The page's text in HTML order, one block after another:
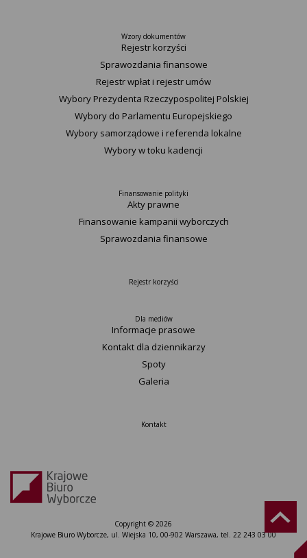
Wzory dokumentów
Rejestr korzyści
Sprawozdania finansowe
Rejestr wpłat i rejestr umów
Wybory Prezydenta Rzeczypospolitej Polskiej
Wybory do Parlamentu Europejskiego
Wybory samorządowe i referenda lokalne
Wybory w toku kadencji
Finansowanie polityki
Akty prawne
Finansowanie kampanii wyborczych
Sprawozdania finansowe
Rejestr korzyści
Dla mediów
Informacje prasowe
Kontakt dla dziennikarzy
Spoty
Galeria
Kontakt
Copyright © 2026
Krajowe Biuro Wyborcze, ul. Wiejska 10, 00-902 Warszawa, tel. 22 243 03 00